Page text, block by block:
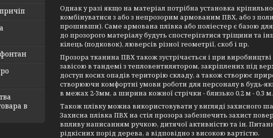
Однак у разі якщо на матеріал потрібна установка
комбінуватися з або з непрозорим армованим ПВХ, або з
прошивши). Саме армована плівка або поліестер є базою
до прозорого матеріалу будуть спостерігатися тріщини та
кілець (подковок), люверсів різної геометрії, скоб і пр.
Прозора тканина ПВХ також зустрічається і при
завісою в тандемі з тепловентилятором, закріплених під
доступ косих опадів територію складу, а також створює
створюючи комфортні умови роботи для персоналу в будь-
в межах 2-3мм, а ширина кожної стрічки - близько 0,2 м - 0,3 м.
Також плівку можна використовувати у вигляді захисного
Захисна плівка ПВХ на стіл прозора забезпечить захист
впливу написанням ручкою, дитячої активністю та ін.
рідкісних порід дерева, а відповідно з високою вартістю.
в